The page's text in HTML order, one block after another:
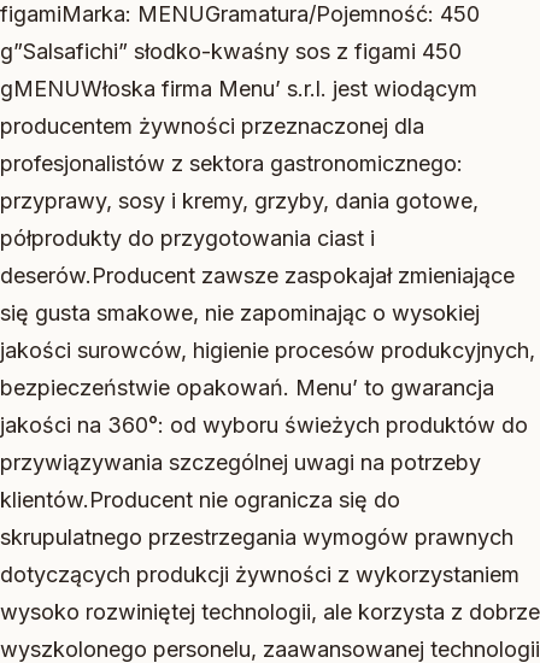
figamiMarka: MENUGramatura/Pojemność: 450
g”Salsafichi” słodko-kwaśny sos z figami 450
gMENUWłoska firma Menu’ s.r.l. jest wiodącym
producentem żywności przeznaczonej dla
profesjonalistów z sektora gastronomicznego:
przyprawy, sosy i kremy, grzyby, dania gotowe,
półprodukty do przygotowania ciast i
deserów.Producent zawsze zaspokajał zmieniające
się gusta smakowe, nie zapominając o wysokiej
jakości surowców, higienie procesów produkcyjnych,
bezpieczeństwie opakowań. Menu’ to gwarancja
jakości na 360°: od wyboru świeżych produktów do
przywiązywania szczególnej uwagi na potrzeby
klientów.Producent nie ogranicza się do
skrupulatnego przestrzegania wymogów prawnych
dotyczących produkcji żywności z wykorzystaniem
wysoko rozwiniętej technologii, ale korzysta z dobrze
wyszkolonego personelu, zaawansowanej technologii